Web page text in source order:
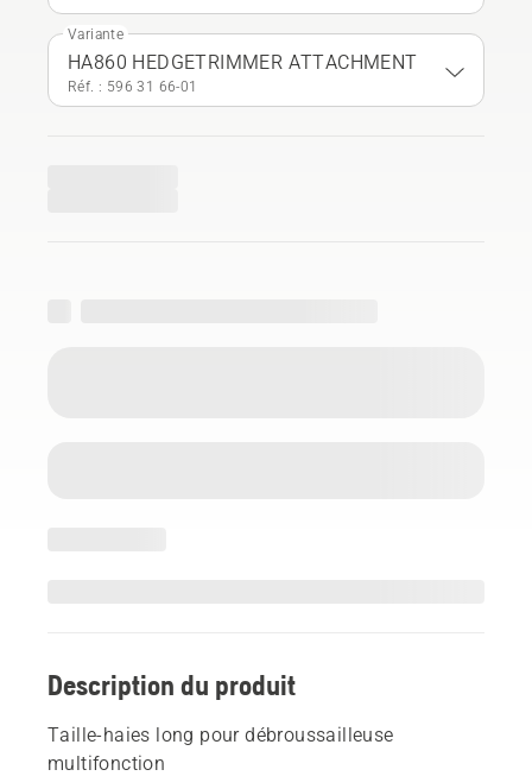
Variante
HA860 HEDGETRIMMER ATTACHMENT
Réf. : 596 31 66‑01
Description du produit
Taille-haies long pour débroussailleuse
multifonction